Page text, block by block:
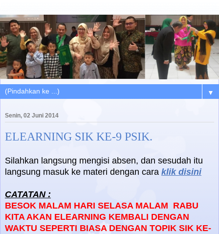
▼
Senin, 02 Juni 2014
ELEARNING SIK KE-9 PSIK.
Silahkan langsung mengisi absen, dan sesudah itu
langsung masuk ke materi dengan cara klik disini
CATATAN :
BESOK MALAM HARI SELASA MALAM RABU
KITA AKAN ELEARNING KEMBALI DENGAN
WAKTU SEPERTI BIASA DENGAN TOPIK SIK KE-